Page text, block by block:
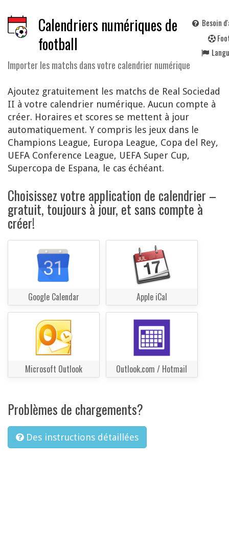
Calendriers numériques de
football
Importer les matchs dans votre calendrier numérique
Besoin
F
Ajoutez gratuitement les matchs de Real Sociedad
II à votre calendrier numérique. Aucun compte à
créer. Horaires et scores se mettent à jour
automatiquement. Y compris les jeux dans le
Champions League, Europa League, Copa del Rey,
UEFA Conference League, UEFA Super Cup,
Supercopa de Espana, le cas échéant.
Choisissez votre application de calendrier –
gratuit, toujours à jour, et sans compte à
créer!
Google Calendar Apple iCal
Microsoft Outlook Outlook.com / Hotmail
Problèmes de chargements?
Des instructions détaillées